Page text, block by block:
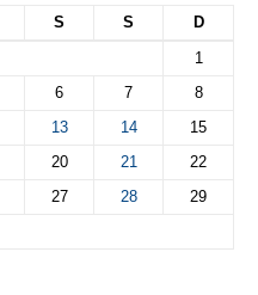
S S
D
1
6 7
8
13 14
15
20 21
22
27 28
29